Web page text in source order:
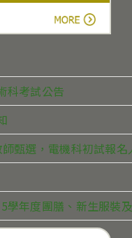
科考試公告
甄選，電機科初試報
學年度團膳、新生服裝